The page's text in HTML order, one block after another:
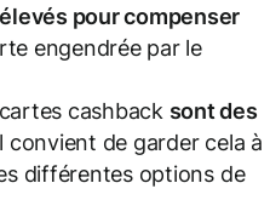
pour compenser
engendrée par le
cashback sont des
convient de garder cela à
différentes options de